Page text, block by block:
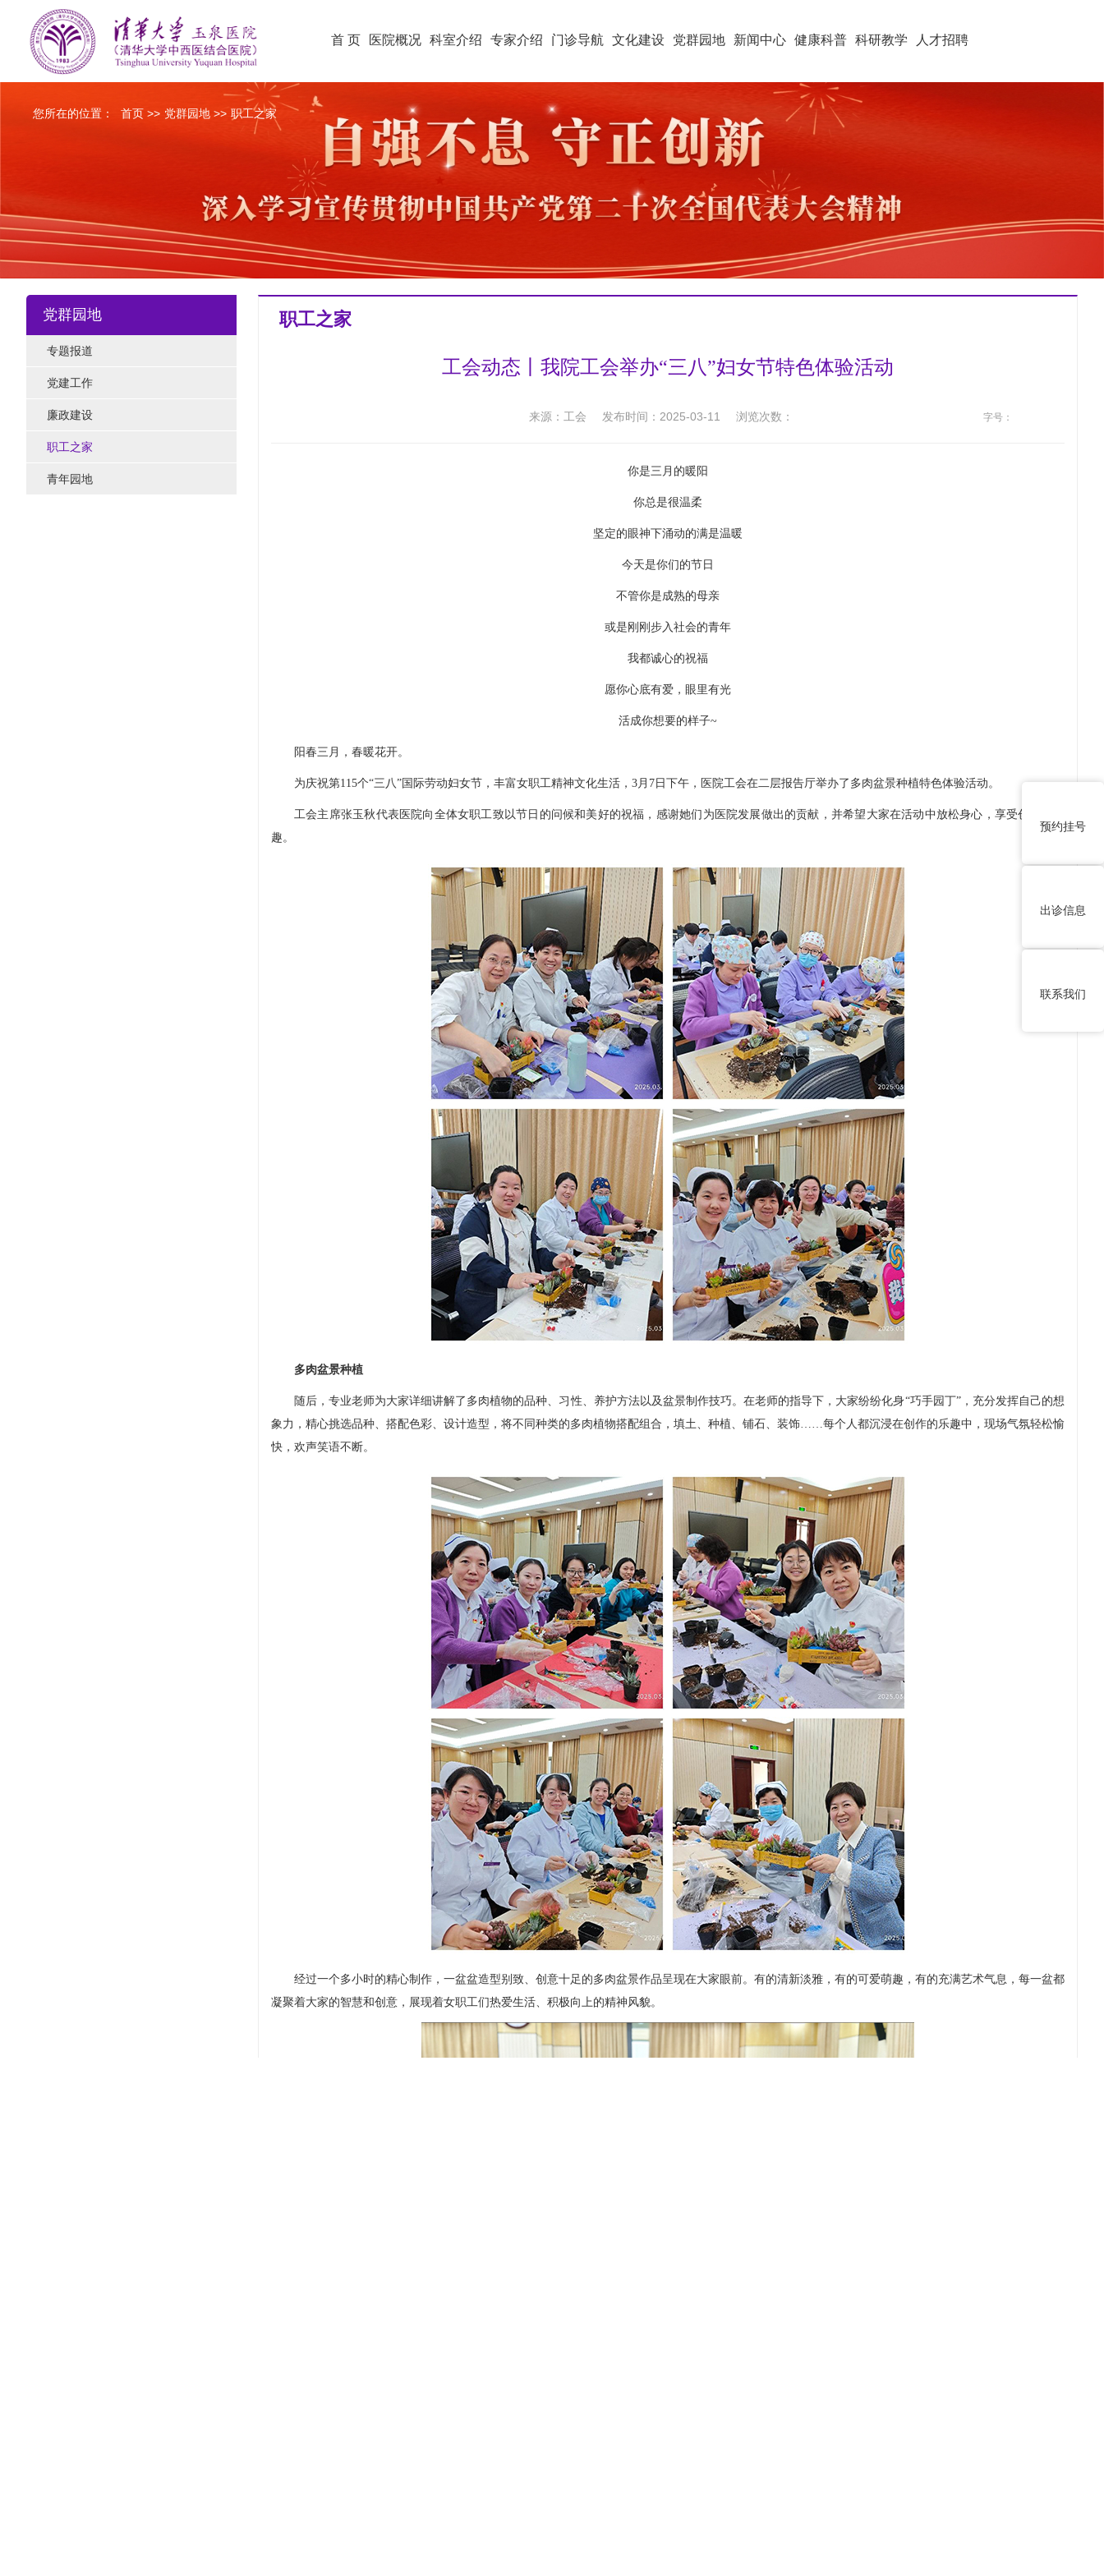
首 页 医院概况 科室介绍 专家介绍 门诊导航 文化建设 党群园地 新闻中心 健康科普 科研教学 人才招聘
您所在的位置： 首页 >> 党群园地 >> 职工之家
党群园地
专题报道
党建工作
廉政建设
职工之家
青年园地
职工之家
工会动态丨我院工会举办“三八”妇女节特色体验活动
来源：工会 发布时间：2025-03-11 浏览次数： 字号：
你是三月的暖阳
你总是很温柔
坚定的眼神下涌动的满是温暖
今天是你们的节日
不管你是成熟的母亲
或是刚刚步入社会的青年
我都诚心的祝福
愿你心底有爱，眼里有光
活成你想要的样子~
阳春三月，春暖花开。
为庆祝第115个“三八”国际劳动妇女节，丰富女职工精神文化生活，3月7日下午，医院工会在二层报告厅举办了多肉盆景种植特色体验活动。
工会主席张玉秋代表医院向全体女职工致以节日的问候和美好的祝福，感谢她们为医院发展做出的贡献，并希望大家在活动中放松身心，享受创作的乐
趣。
多肉盆景种植
随后，专业老师为大家详细讲解了多肉植物的品种、习性、养护方法以及盆景制作技巧。在老师的指导下，大家纷纷化身“巧手园丁”，充分发挥自己的想
象力，精心挑选品种、搭配色彩、设计造型，将不同种类的多肉植物搭配组合，填土、种植、铺石、装饰……每个人都沉浸在创作的乐趣中，现场气氛轻松愉
快，欢声笑语不断。
经过一个多小时的精心制作，一盆盆造型别致、创意十足的多肉盆景作品呈现在大家眼前。有的清新淡雅，有的可爱萌趣，有的充满艺术气息，每一盆都
凝聚着大家的智慧和创意，展现着女职工们热爱生活、积极向上的精神风貌。
预约挂号
出诊信息
联系我们